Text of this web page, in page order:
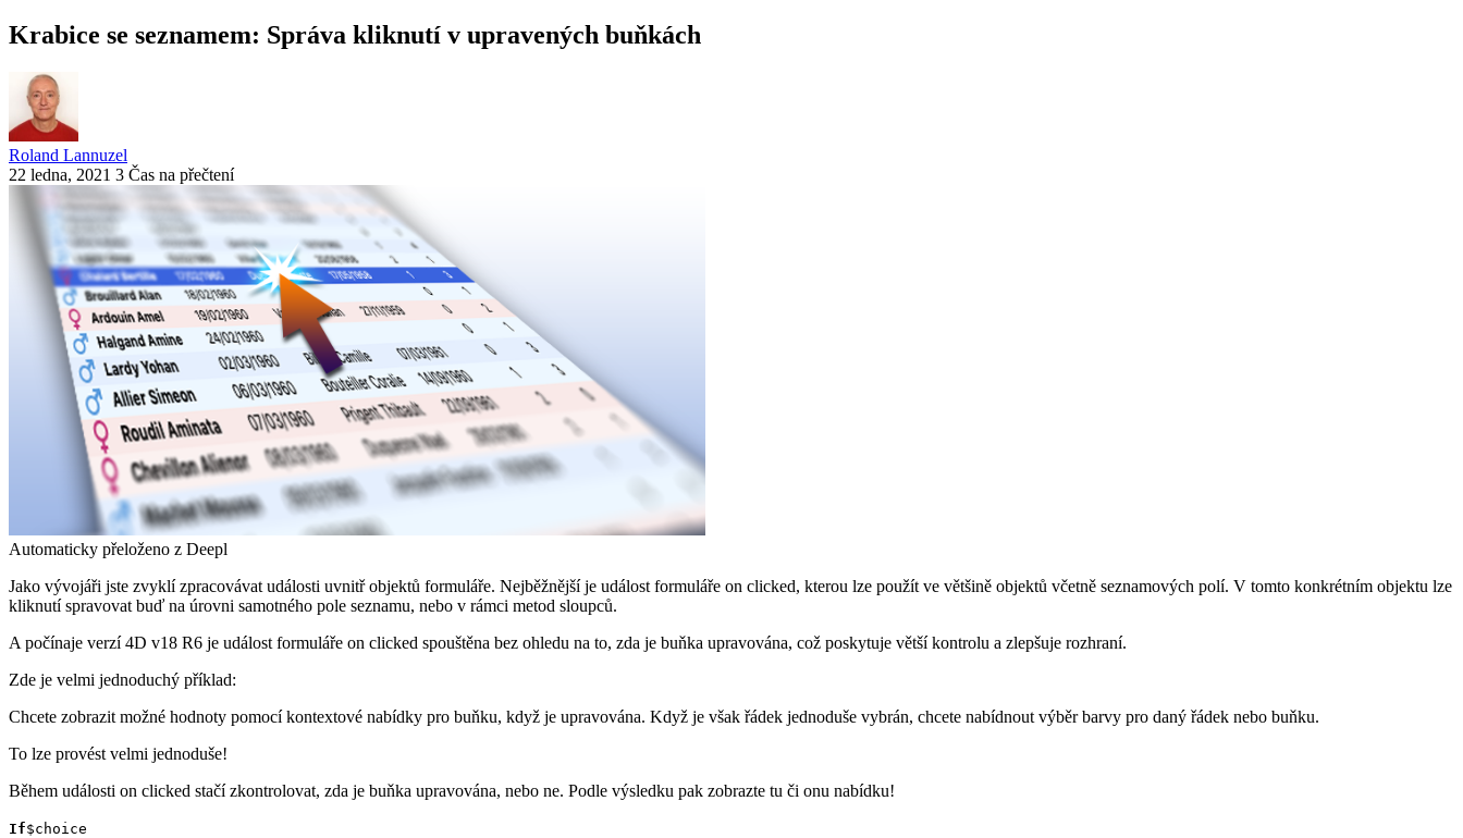
Krabice se seznamem: Správa kliknutí v upravených buňkách
Roland Lannuzel
22 ledna, 2021 3 Čas na přečtení
Automaticky přeloženo z Deepl
Jako vývojáři jste zvyklí zpracovávat události uvnitř objektů formuláře. Nejběžnější je událost formuláře on clicked, kterou lze použít ve většině objektů včetně seznamových polí. V tomto konkrétním objektu lze
kliknutí spravovat buď na úrovni samotného pole seznamu, nebo v rámci metod sloupců.
A počínaje verzí 4D v18 R6 je událost formuláře on clicked spouštěna bez ohledu na to, zda je buňka upravována, což poskytuje větší kontrolu a zlepšuje rozhraní.
Zde je velmi jednoduchý příklad:
Chcete zobrazit možné hodnoty pomocí kontextové nabídky pro buňku, když je upravována. Když je však řádek jednoduše vybrán, chcete nabídnout výběr barvy pro daný řádek nebo buňku.
To lze provést velmi jednoduše!
Během události on clicked stačí zkontrolovat, zda je buňka upravována, nebo ne. Podle výsledku pak zobrazte tu či onu nabídku!
If$choice